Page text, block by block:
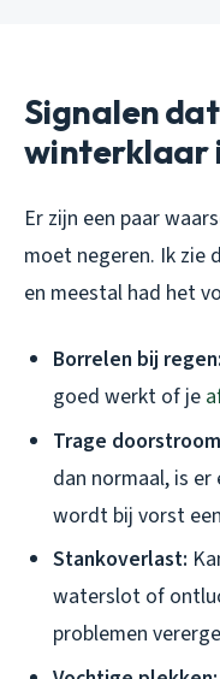
Signalen
winterklaar
Er zijn een paar
moet negeren. Ik zie
en meestal had het
Borrelen bij regen:
goed werkt of je
Trage
dan normaal, is
wordt bij vorst
Stankoverlast:
waterslot of
problemen